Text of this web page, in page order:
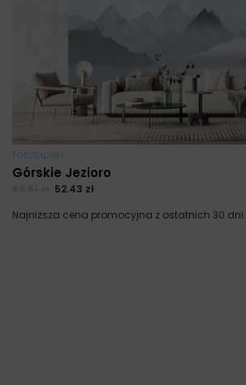
Fototapety
Górskie Jezioro
52.43 zł
Najniższa cena promocyjna z ostatnich 30 dni: